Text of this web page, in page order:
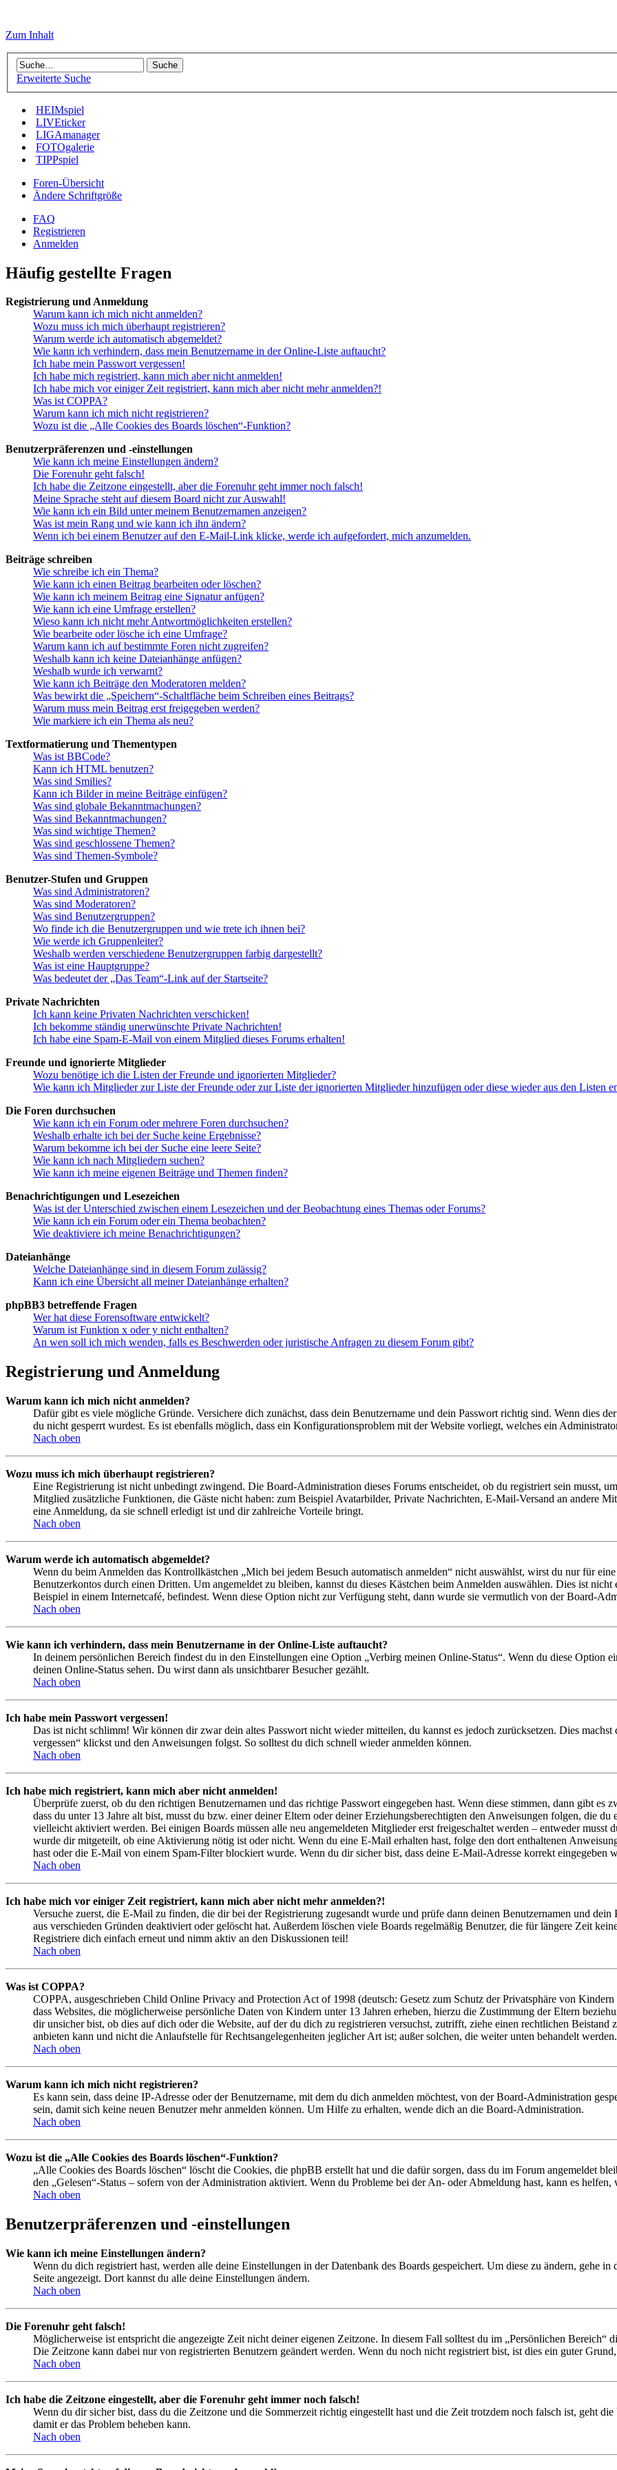
Zum Inhalt
Erweiterte Suche
HEIMspiel
LIVEticker
LIGAmanager
FOTOgalerie
TIPPspiel
Foren-Übersicht
Ändere Schriftgröße
FAQ
Registrieren
Anmelden
Häufig gestellte Fragen
Registrierung und Anmeldung
Warum kann ich mich nicht anmelden?
Wozu muss ich mich überhaupt registrieren?
Warum werde ich automatisch abgemeldet?
Wie kann ich verhindern, dass mein Benutzername in der Online-Liste auftaucht?
Ich habe mein Passwort vergessen!
Ich habe mich registriert, kann mich aber nicht anmelden!
Ich habe mich vor einiger Zeit registriert, kann mich aber nicht mehr anmelden?!
Was ist COPPA?
Warum kann ich mich nicht registrieren?
Wozu ist die „Alle Cookies des Boards löschen“-Funktion?
Benutzerpräferenzen und -einstellungen
Wie kann ich meine Einstellungen ändern?
Die Forenuhr geht falsch!
Ich habe die Zeitzone eingestellt, aber die Forenuhr geht immer noch falsch!
Meine Sprache steht auf diesem Board nicht zur Auswahl!
Wie kann ich ein Bild unter meinem Benutzernamen anzeigen?
Was ist mein Rang und wie kann ich ihn ändern?
Wenn ich bei einem Benutzer auf den E-Mail-Link klicke, werde ich aufgefordert, mich anzumelden.
Beiträge schreiben
Wie schreibe ich ein Thema?
Wie kann ich einen Beitrag bearbeiten oder löschen?
Wie kann ich meinem Beitrag eine Signatur anfügen?
Wie kann ich eine Umfrage erstellen?
Wieso kann ich nicht mehr Antwortmöglichkeiten erstellen?
Wie bearbeite oder lösche ich eine Umfrage?
Warum kann ich auf bestimmte Foren nicht zugreifen?
Weshalb kann ich keine Dateianhänge anfügen?
Weshalb wurde ich verwarnt?
Wie kann ich Beiträge den Moderatoren melden?
Was bewirkt die „Speichern“-Schaltfläche beim Schreiben eines Beitrags?
Warum muss mein Beitrag erst freigegeben werden?
Wie markiere ich ein Thema als neu?
Textformatierung und Thementypen
Was ist BBCode?
Kann ich HTML benutzen?
Was sind Smilies?
Kann ich Bilder in meine Beiträge einfügen?
Was sind globale Bekanntmachungen?
Was sind Bekanntmachungen?
Was sind wichtige Themen?
Was sind geschlossene Themen?
Was sind Themen-Symbole?
Benutzer-Stufen und Gruppen
Was sind Administratoren?
Was sind Moderatoren?
Was sind Benutzergruppen?
Wo finde ich die Benutzergruppen und wie trete ich ihnen bei?
Wie werde ich Gruppenleiter?
Weshalb werden verschiedene Benutzergruppen farbig dargestellt?
Was ist eine Hauptgruppe?
Was bedeutet der „Das Team“-Link auf der Startseite?
Private Nachrichten
Ich kann keine Privaten Nachrichten verschicken!
Ich bekomme ständig unerwünschte Private Nachrichten!
Ich habe eine Spam-E-Mail von einem Mitglied dieses Forums erhalten!
Freunde und ignorierte Mitglieder
Wozu benötige ich die Listen der Freunde und ignorierten Mitglieder?
Wie kann ich Mitglieder zur Liste der Freunde oder zur Liste der ignorierten Mitglieder hinzufügen oder diese wieder aus den Listen
Die Foren durchsuchen
Wie kann ich ein Forum oder mehrere Foren durchsuchen?
Weshalb erhalte ich bei der Suche keine Ergebnisse?
Warum bekomme ich bei der Suche eine leere Seite?
Wie kann ich nach Mitgliedern suchen?
Wie kann ich meine eigenen Beiträge und Themen finden?
Benachrichtigungen und Lesezeichen
Was ist der Unterschied zwischen einem Lesezeichen und der Beobachtung eines Themas oder Forums?
Wie kann ich ein Forum oder ein Thema beobachten?
Wie deaktiviere ich meine Benachrichtigungen?
Dateianhänge
Welche Dateianhänge sind in diesem Forum zulässig?
Kann ich eine Übersicht all meiner Dateianhänge erhalten?
phpBB3 betreffende Fragen
Wer hat diese Forensoftware entwickelt?
Warum ist Funktion x oder y nicht enthalten?
An wen soll ich mich wenden, falls es Beschwerden oder juristische Anfragen zu diesem Forum gibt?
Registrierung und Anmeldung
Warum kann ich mich nicht anmelden?
Dafür gibt es viele mögliche Gründe. Versichere dich zunächst, dass dein Benutzername und dein Passwort richtig sind. Wenn dies
du nicht gesperrt wurdest. Es ist ebenfalls möglich, dass ein Konfigurationsproblem mit der Website vorliegt, welches ein
Nach oben
Wozu muss ich mich überhaupt registrieren?
Eine Registrierung ist nicht unbedingt zwingend. Die Board-Administration dieses Forums entscheidet, ob du registriert sein musst,
Mitglied zusätzliche Funktionen, die Gäste nicht haben: zum Beispiel Avatarbilder, Private Nachrichten, E-Mail-Versand an andere
eine Anmeldung, da sie schnell erledigt ist und dir zahlreiche Vorteile bringt.
Nach oben
Warum werde ich automatisch abgemeldet?
Wenn du beim Anmelden das Kontrollkästchen „Mich bei jedem Besuch automatisch anmelden“ nicht auswählst, wirst du nur für
Benutzerkontos durch einen Dritten. Um angemeldet zu bleiben, kannst du dieses Kästchen beim Anmelden auswählen. Dies ist
Beispiel in einem Internetcafé, befindest. Wenn diese Option nicht zur Verfügung steht, dann wurde sie vermutlich von der Board-
Nach oben
Wie kann ich verhindern, dass mein Benutzername in der Online-Liste auftaucht?
In deinem persönlichen Bereich findest du in den Einstellungen eine Option „Verbirg meinen Online-Status“. Wenn du diese Option
deinen Online-Status sehen. Du wirst dann als unsichtbarer Besucher gezählt.
Nach oben
Ich habe mein Passwort vergessen!
Das ist nicht schlimm! Wir können dir zwar dein altes Passwort nicht wieder mitteilen, du kannst es jedoch zurücksetzen. Dies
vergessen“ klickst und den Anweisungen folgst. So solltest du dich schnell wieder anmelden können.
Nach oben
Ich habe mich registriert, kann mich aber nicht anmelden!
Überprüfe zuerst, ob du den richtigen Benutzernamen und das richtige Passwort eingegeben hast. Wenn diese stimmen, dann gibt es
dass du unter 13 Jahre alt bist, musst du bzw. einer deiner Eltern oder deiner Erziehungsberechtigten den Anweisungen folgen, die
vielleicht aktiviert werden. Bei einigen Boards müssen alle neu angemeldeten Mitglieder erst freigeschaltet werden – entweder musst
wurde dir mitgeteilt, ob eine Aktivierung nötig ist oder nicht. Wenn du eine E-Mail erhalten hast, folge den dort enthaltenen
hast oder die E-Mail von einem Spam-Filter blockiert wurde. Wenn du dir sicher bist, dass deine E-Mail-Adresse korrekt eingegeben
Nach oben
Ich habe mich vor einiger Zeit registriert, kann mich aber nicht mehr anmelden?!
Versuche zuerst, die E-Mail zu finden, die dir bei der Registrierung zugesandt wurde und prüfe dann deinen Benutzernamen und
aus verschieden Gründen deaktiviert oder gelöscht hat. Außerdem löschen viele Boards regelmäßig Benutzer, die für längere Zeit
Registriere dich einfach erneut und nimm aktiv an den Diskussionen teil!
Nach oben
Was ist COPPA?
COPPA, ausgeschrieben Child Online Privacy and Protection Act of 1998 (deutsch: Gesetz zum Schutz der Privatsphäre von
dass Websites, die möglicherweise persönliche Daten von Kindern unter 13 Jahren erheben, hierzu die Zustimmung der Eltern
dir unsicher bist, ob dies auf dich oder die Website, auf der du dich zu registrieren versuchst, zutrifft, ziehe einen rechtlichen Beistand
anbieten kann und nicht die Anlaufstelle für Rechtsangelegenheiten jeglicher Art ist; außer solchen, die weiter unten behandelt werden.
Nach oben
Warum kann ich mich nicht registrieren?
Es kann sein, dass deine IP-Adresse oder der Benutzername, mit dem du dich anmelden möchtest, von der Board-Administration
sein, damit sich keine neuen Benutzer mehr anmelden können. Um Hilfe zu erhalten, wende dich an die Board-Administration.
Nach oben
Wozu ist die „Alle Cookies des Boards löschen“-Funktion?
„Alle Cookies des Boards löschen“ löscht die Cookies, die phpBB erstellt hat und die dafür sorgen, dass du im Forum angemeldet
den „Gelesen“-Status – sofern von der Administration aktiviert. Wenn du Probleme bei der An- oder Abmeldung hast, kann es
Nach oben
Benutzerpräferenzen und -einstellungen
Wie kann ich meine Einstellungen ändern?
Wenn du dich registriert hast, werden alle deine Einstellungen in der Datenbank des Boards gespeichert. Um diese zu ändern, gehe
Seite angezeigt. Dort kannst du alle deine Einstellungen ändern.
Nach oben
Die Forenuhr geht falsch!
Möglicherweise ist entspricht die angezeigte Zeit nicht deiner eigenen Zeitzone. In diesem Fall solltest du im „Persönlichen Bereich“
Die Zeitzone kann dabei nur von registrierten Benutzern geändert werden. Wenn du noch nicht registriert bist, ist dies ein guter
Nach oben
Ich habe die Zeitzone eingestellt, aber die Forenuhr geht immer noch falsch!
Wenn du dir sicher bist, dass du die Zeitzone und die Sommerzeit richtig eingestellt hast und die Zeit trotzdem noch falsch ist, geht
damit er das Problem beheben kann.
Nach oben